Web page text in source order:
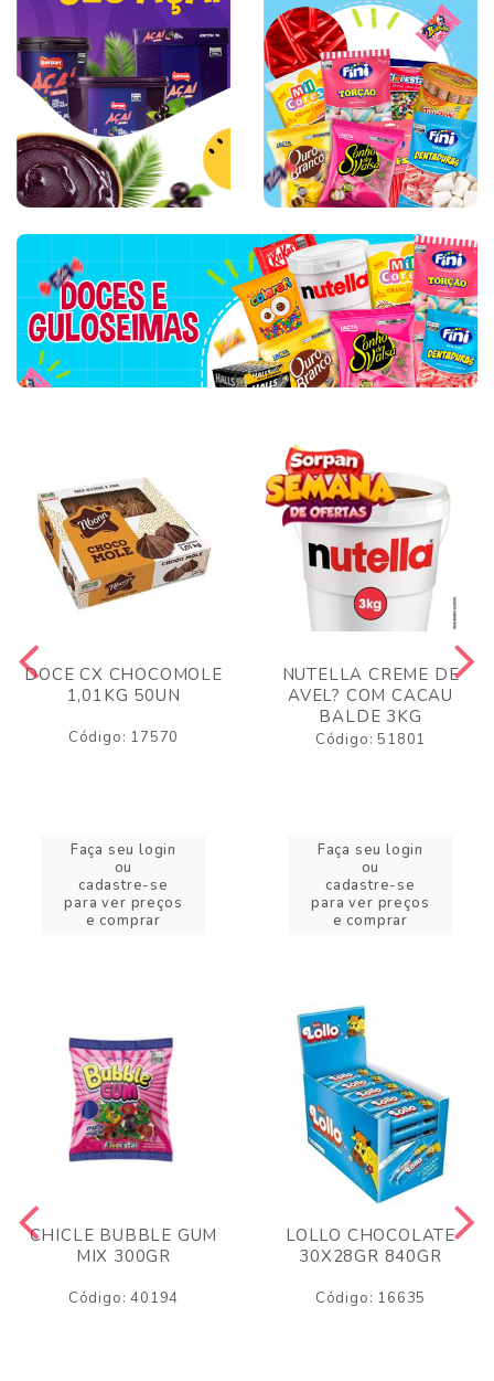
DOCE CX CHOCOMOLE
1,01KG 50UN
Código: 17570
Faça seu login
ou
cadastre-se
para ver preços
e comprar
NUTELLA CREME DE
AVEL? COM CACAU
BALDE 3KG
Código: 51801
Faça seu login
ou
cadastre-se
para ver preços
e comprar
CHICLE BUBBLE GUM
MIX 300GR
Código: 40194
LOLLO CHOCOLATE
30X28GR 840GR
Código: 16635